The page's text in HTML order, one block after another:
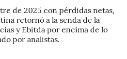
de 2025 con pérdidas netas,
retornó a la senda de la
y Ebitda por encima de lo
por analistas.